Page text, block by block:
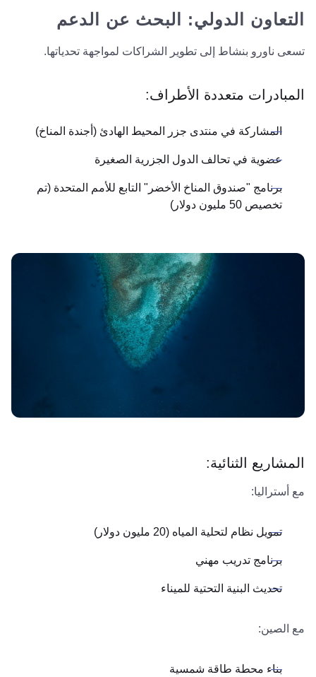
التعاون الدولي: البحث عن الدعم
تسعى ناورو بنشاط إلى تطوير الشراكات لمواجهة تحدياتها.
المبادرات متعددة الأطراف:
المشاركة في منتدى جزر المحيط الهادئ (أجندة المناخ)
عضوية في تحالف الدول الجزرية الصغيرة
برنامج "صندوق المناخ الأخضر" التابع للأمم المتحدة (تم
تخصيص 50 مليون دولار)
المشاريع الثنائية:
مع أستراليا:
تمويل نظام لتحلية المياه (20 مليون دولار)
برنامج تدريب مهني
تحديث البنية التحتية للميناء
مع الصين:
بناء محطة طاقة شمسية